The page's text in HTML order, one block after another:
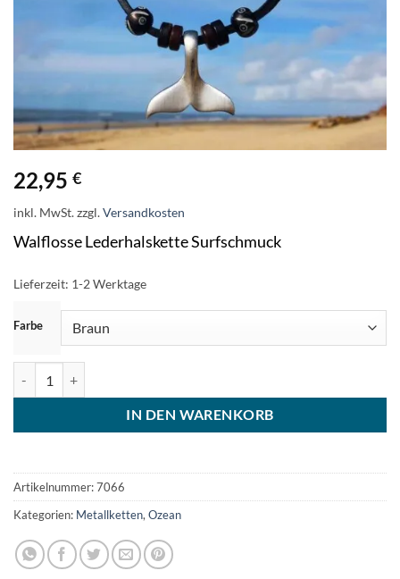
22,95 €
inkl. MwSt.zzgl.Versandkosten
Walflosse Lederhalskette Surfschmuck
Lieferzeit: 1-2 Werktage
Farbe
IN DEN WARENKORB
Artikelnummer:7066
Kategorien: Metallketten, Ozean